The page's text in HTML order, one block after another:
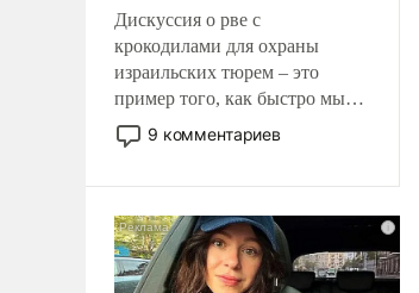
Дискуссия о рве с
крокодилами для охраны
израильских тюрем – это
пример того, как быстро мы
двигаемся по пути
революционных изменений.
псевдонаучной фантастики,
стало всерьез обсуждаемой
идеей.
9 комментариев